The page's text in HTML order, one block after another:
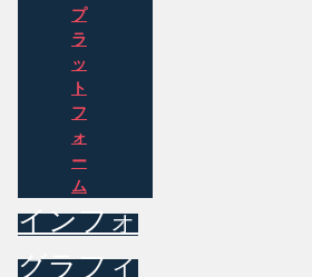
プ
ラ
ッ
ト
フ
ォ
ー
ム
インフォ
グラフィ